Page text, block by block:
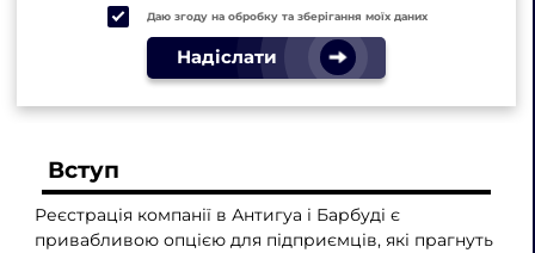
Даю згоду на обробку та зберігання моїх даних
Надіслати
Вступ
Реєстрація компанії в Антигуа і Барбуді є
привабливою опцією для підприємців, які прагнуть